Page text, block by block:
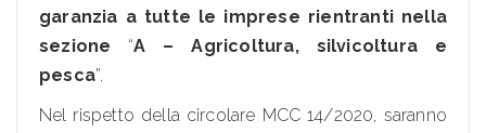
garanzia a tutte le imprese rientranti nella
sezione “A – Agricoltura, silvicoltura e
pesca”.
Nel rispetto della circolare MCC 14/2020, saranno